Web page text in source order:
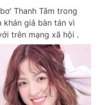
Thanh Tâm trong
giả bàn tán vì
trên mạng xã hội .